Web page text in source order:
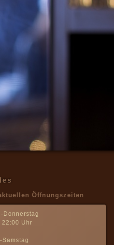
Öffnungszeiten
Donnerstag
22:00 Uhr
Samstag